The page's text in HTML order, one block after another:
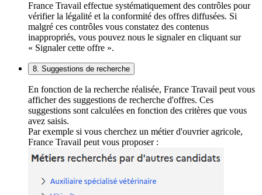
France Travail effectue systématiquement des contrôles pour
vérifier la légalité et la conformité des offres diffusées. Si
malgré ces contrôles vous constatez des contenus
inappropriés, vous pouvez nous le signaler en cliquant sur
« Signaler cette offre ».
8. Suggestions de recherche
En fonction de la recherche réalisée, France Travail peut vous
afficher des suggestions de recherche d'offres. Ces
suggestions sont calculées en fonction des critères que vous
avez saisis.
Par exemple si vous cherchez un métier d'ouvrier agricole,
France Travail peut vous proposer :